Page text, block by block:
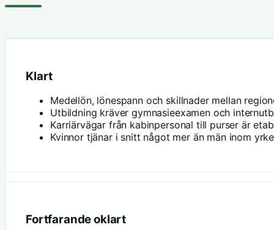
Klart
Medellön, lönespann och skillnader mellan
Utbildning kräver gymnasieexamen och
Karriärvägar från kabinpersonal till purser är
Kvinnor tjänar i snitt något mer än män inom
Fortfarande oklart